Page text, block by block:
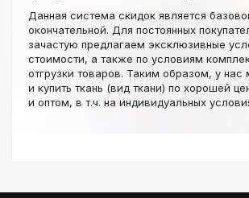
Данная система скидок является
окончательной. Для постоянных
зачастую предлагаем эксклюзивные
стоимости, а также по условиям
отгрузки товаров. Таким образом, у
и купить ткань (вид ткани) по хорошей
и оптом, в т.ч. на индивидуальных